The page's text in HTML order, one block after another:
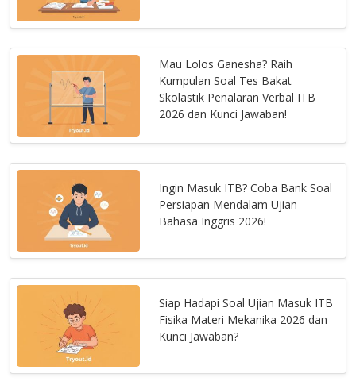
Mau Lolos Ganesha? Raih
Kumpulan Soal Tes Bakat
Skolastik Penalaran Verbal ITB
2026 dan Kunci Jawaban!
Ingin Masuk ITB? Coba Bank Soal
Persiapan Mendalam Ujian
Bahasa Inggris 2026!
Siap Hadapi Soal Ujian Masuk ITB
Fisika Materi Mekanika 2026 dan
Kunci Jawaban?